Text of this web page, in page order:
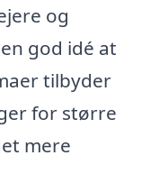
og
god idé at
tilbyder
for større
mere